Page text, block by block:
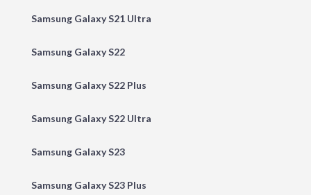
Samsung Galaxy S21 Ultra
Samsung Galaxy S22
Samsung Galaxy S22 Plus
Samsung Galaxy S22 Ultra
Samsung Galaxy S23
Samsung Galaxy S23 Plus